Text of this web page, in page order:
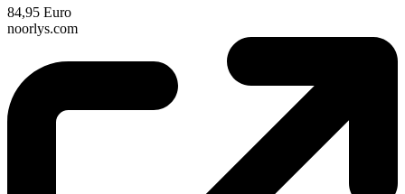
84,95 Euro
noorlys.com